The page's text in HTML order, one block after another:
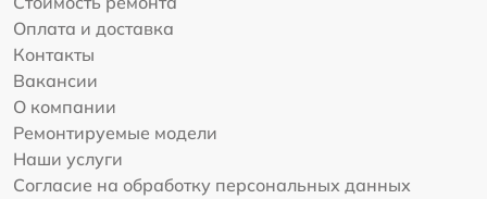
Оплата и доставка
Контакты
Вакансии
О компании
Ремонтируемые модели
Наши услуги
Согласие на обработку персональных данных